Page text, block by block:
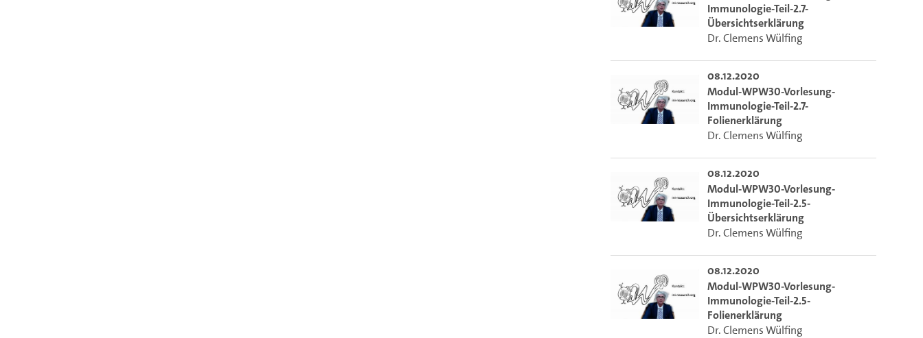
Immunologie-Teil-2.7-
Übersichtserklärung
Dr. Clemens Wülfing
08.12.2020
Modul-WPW30-Vorlesung-
Immunologie-Teil-2.7-
Folienerklärung
Dr. Clemens Wülfing
08.12.2020
Modul-WPW30-Vorlesung-
Immunologie-Teil-2.5-
Übersichtserklärung
Dr. Clemens Wülfing
08.12.2020
Modul-WPW30-Vorlesung-
Immunologie-Teil-2.5-
Folienerklärung
Dr. Clemens Wülfing